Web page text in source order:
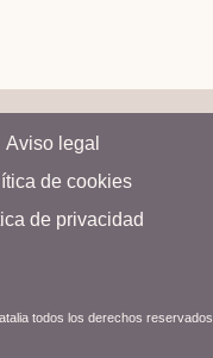
Aviso legal
de cookies
de privacidad
todos los derechos reservados